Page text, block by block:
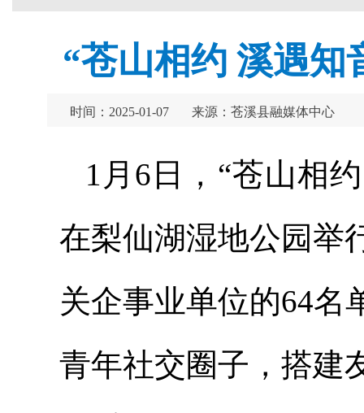
“苍山相约 溪遇知
时间：2025-01-07 来源：苍溪县融媒体中心
1月6日，“苍山相
在梨仙湖湿地公园举
关企事业单位的64名
青年社交圈子，搭建